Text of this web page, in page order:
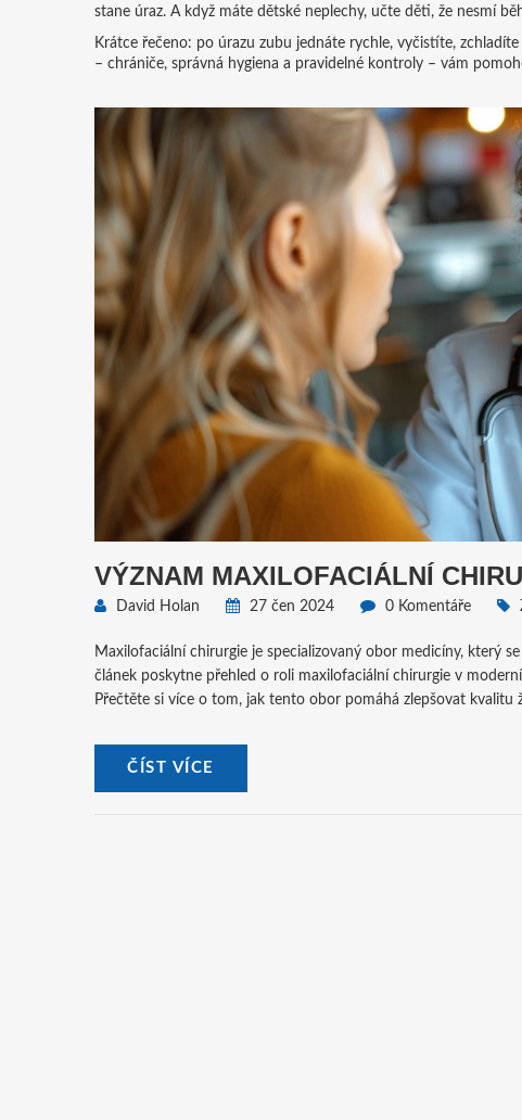
stane úraz. A když máte dětské neplechy, učte děti, že nesmí
Krátce řečeno: po úrazu zubu jednáte rychle, vyčistíte,
– chrániče, správná hygiena a pravidelné kontroly – vám
VÝZNAM MAXILOFACIÁLNÍ
David Holan 27 čen 2024 0 Komentáře
Maxilofaciální chirurgie je specializovaný obor medicíny, který
článek poskytne přehled o roli maxilofaciální chirurgie v
Přečtěte si více o tom, jak tento obor pomáhá zlepšovat kvalitu
ČÍST VÍCE